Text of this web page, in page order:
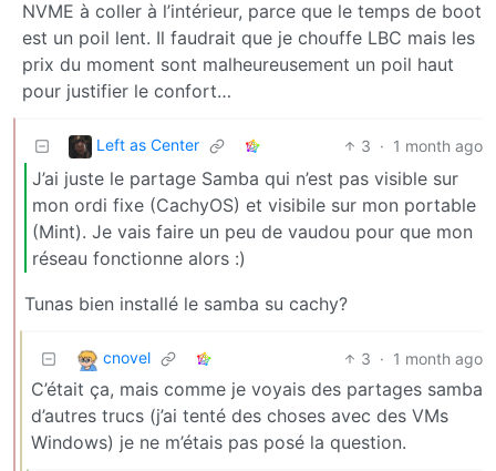
NVME à coller à l’intérieur, parce que le temps de boot
est un poil lent. Il faudrait que je chouffe LBC mais les
prix du moment sont malheureusement un poil haut
pour justifier le confort…
Left as Center 3 · 1 month ago
J’ai juste le partage Samba qui n’est pas visible sur
mon ordi fixe (CachyOS) et visibile sur mon portable
(Mint). Je vais faire un peu de vaudou pour que mon
réseau fonctionne alors :)
Tunas bien installé le samba su cachy?
cnovel 3 · 1 month ago
C’était ça, mais comme je voyais des partages samba
d’autres trucs (j’ai tenté des choses avec des VMs
Windows) je ne m’étais pas posé la question.